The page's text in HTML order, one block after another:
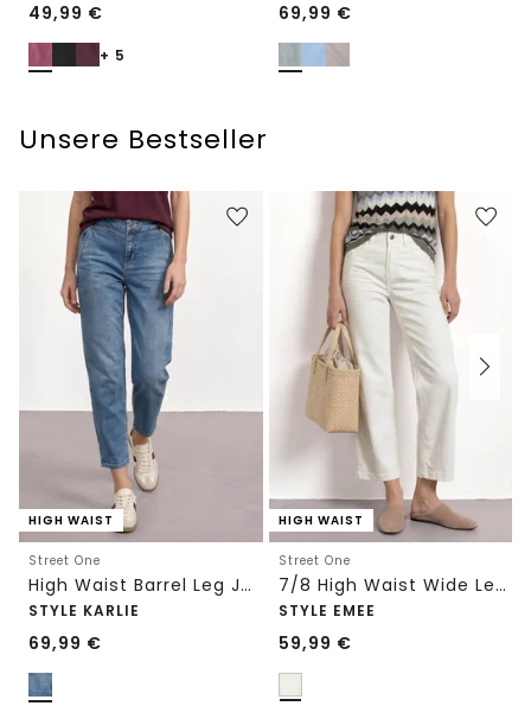
49,99 €
+ 5
69,99 €
Unsere Bestseller
HIGH WAIST
Street One
High Waist Barrel Leg Jeans im Loose Fit
STYLE KARLIE
69,99 €
HIGH WAIST
Street One
7/8 High Waist Wide Leg Jeans im Loose Fit
STYLE EMEE
59,99 €